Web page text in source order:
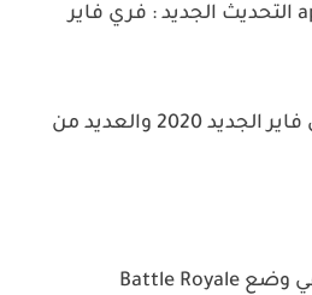
تنزيل فري فاير 2020 apk التحديث الجديد : فري فاير
◾تعرف على تحديث فري فاير الجديد 2020 والعديد من